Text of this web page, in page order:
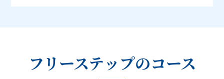
フリーステップのコース